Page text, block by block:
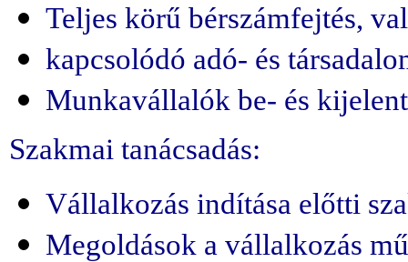
Teljes körű bérszámfejtés,
kapcsolódó adó- és
Munkavállalók be- és
Szakmai tanácsadás:
Vállalkozás indítása előtti
Megoldások a vállalkozás